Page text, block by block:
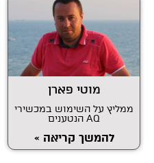
מוטי פארן
ממליץ על השימוש במכשירי
AQ הנטענים
להמשך קריאה »